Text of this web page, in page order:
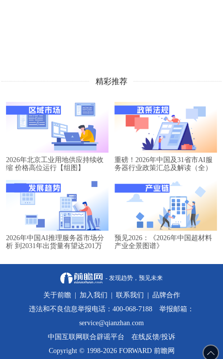
精彩推荐
2026年北京工业用地供应持续收
缩 价格高位运行【组图】
重磅！2026年中国及31省市AI服
务器行业政策汇总及解读（全）
2026年中国AI推理服务器市场分
析 到2031年出货量有望达201万
预见2026：《2026年中国超材料
产业全景图谱》
- 发现趋势，预见未来
关于前瞻 加入我们 联系我们
品牌合作
违法和不良信息举报电话：400-068-7188 举报邮箱：
service@qianzhan.com
中国互联网联合辟谣平台
在线反馈/投诉
Copyright © 1998-2026 FORWARD 前瞻网